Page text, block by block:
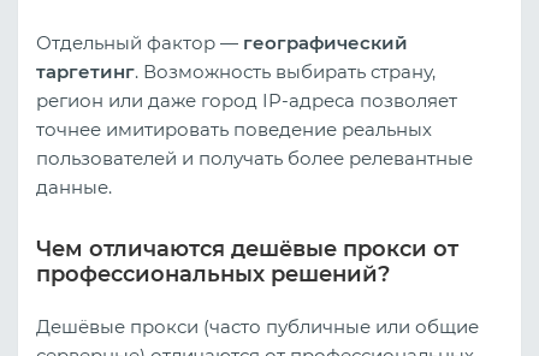
Отдельный фактор — географический
таргетинг. Возможность выбирать страну,
регион или даже город IP-адреса позволяет
точнее имитировать поведение реальных
пользователей и получать более релевантные
данные.
Чем отличаются дешёвые прокси от
профессиональных решений?
Дешёвые прокси (часто публичные или общие